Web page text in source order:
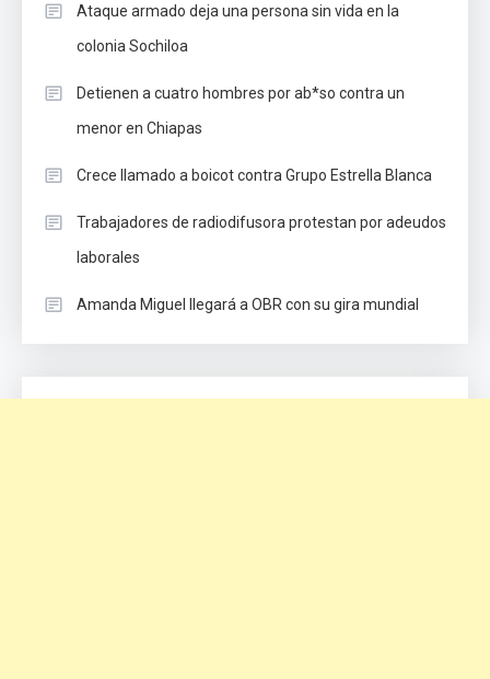
Ataque armado deja una persona sin vida en la
colonia Sochiloa
Detienen a cuatro hombres por ab*so contra un
menor en Chiapas
Crece llamado a boicot contra Grupo Estrella Blanca
Trabajadores de radiodifusora protestan por adeudos
laborales
Amanda Miguel llegará a OBR con su gira mundial